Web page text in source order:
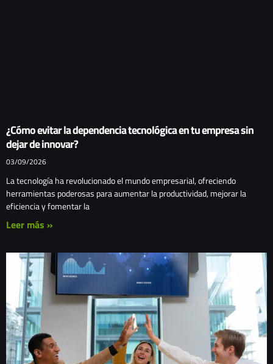
¿Cómo evitar la dependencia tecnológica en tu empresa sin
dejar de innovar?
03/09/2026
La tecnología ha revolucionado el mundo empresarial, ofreciendo
herramientas poderosas para aumentar la productividad, mejorar la
eficiencia y fomentar la
Leer más »